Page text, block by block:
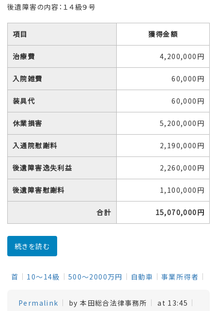
後遺障害の内容：１４級９号
項目 獲得金額
治療費 4,200,000円
入院雑費 60,000円
装具代 60,000円
休業損害 5,200,000円
入通院慰謝料 2,190,000円
後遺障害逸失利益 2,260,000円
後遺障害慰謝料 1,100,000円
合計 15,070,000円
続きを読む
首 10～14級 500～2000万円 自動車 事業所得者
Permalink by 本田総合法律事務所 at 13:45